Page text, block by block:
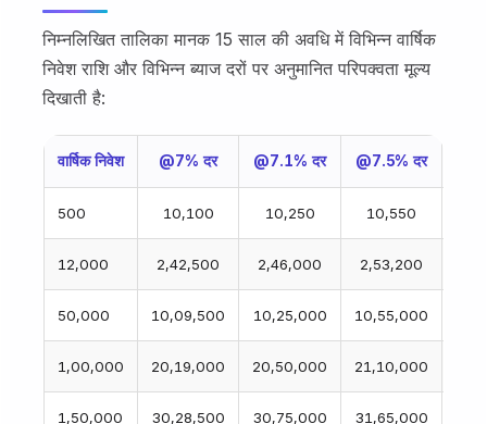
निम्नलिखित तालिका मानक 15 साल की अवधि में विभिन्न वार्षिक
निवेश राशि और विभिन्न ब्याज दरों पर अनुमानित परिपक्वता मूल्य
दिखाती है:
वार्षिक निवेश @7% दर @7.1% दर @7.5% दर
₹500 ₹10,100 ₹10,250 ₹10,550
₹12,000 ₹2,42,500 ₹2,46,000 ₹2,53,200
₹50,000 ₹10,09,500 ₹10,25,000 ₹10,55,000
₹1,00,000 ₹20,19,000 ₹20,50,000 ₹21,10,000
₹1,50,000 ₹30,28,500 ₹30,75,000 ₹31,65,000